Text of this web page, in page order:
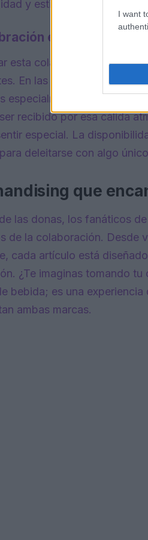
I want
y estilo?
empieza en las
esta colaboración a la
En las tiendas de todo el
especialmente para el
recibido por esa cálida
especial. La
deleitarse con algo
que
las donas, los fanáticos
de la colaboración. Desde
cada artículo está
¿Te imaginas tomando
bebida; es una
ambas marcas.